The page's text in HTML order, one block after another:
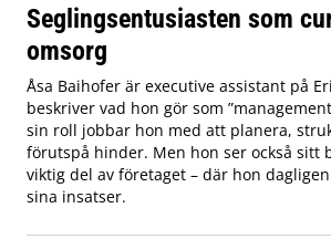
Seglingsentusiasten som
omsorg
Åsa Baihofer är executive assistant på
beskriver vad hon gör som
sin roll jobbar hon med att planera,
förutspå hinder. Men hon ser också sitt
viktig del av företaget – där hon
sina insatser.